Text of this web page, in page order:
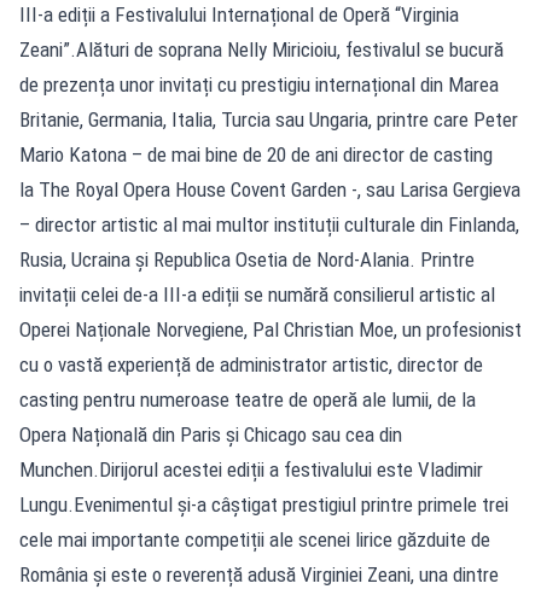
III-a ediții a Festivalului Internațional de Operă “Virginia
Zeani”.Alături de soprana Nelly Miricioiu, festivalul se bucură
de prezența unor invitați cu prestigiu internațional din Marea
Britanie, Germania, Italia, Turcia sau Ungaria, printre care Peter
Mario Katona – de mai bine de 20 de ani director de casting
la The Royal Opera House Covent Garden -, sau Larisa Gergieva
– director artistic al mai multor instituții culturale din Finlanda,
Rusia, Ucraina și Republica Osetia de Nord-Alania. Printre
invitații celei de-a III-a ediții se numără consilierul artistic al
Operei Naționale Norvegiene, Pal Christian Moe, un profesionist
cu o vastă experiență de administrator artistic, director de
casting pentru numeroase teatre de operă ale lumii, de la
Opera Națională din Paris și Chicago sau cea din
Munchen.Dirijorul acestei ediții a festivalului este Vladimir
Lungu.Evenimentul și-a câștigat prestigiul printre primele trei
cele mai importante competiții ale scenei lirice găzduite de
România și este o reverență adusă Virginiei Zeani, una dintre